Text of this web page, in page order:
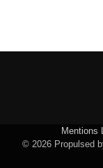
Mentions
© 2026 Propulsed